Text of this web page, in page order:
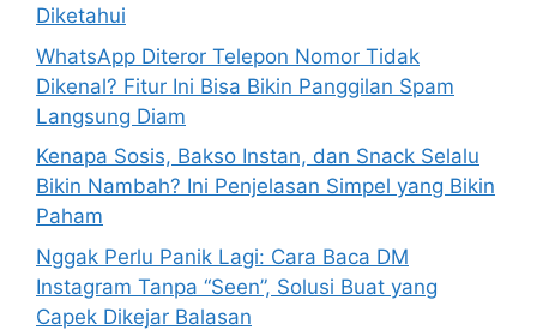
Diketahui
WhatsApp Diteror Telepon Nomor Tidak
Dikenal? Fitur Ini Bisa Bikin Panggilan Spam
Langsung Diam
Kenapa Sosis, Bakso Instan, dan Snack Selalu
Bikin Nambah? Ini Penjelasan Simpel yang Bikin
Paham
Nggak Perlu Panik Lagi: Cara Baca DM
Instagram Tanpa “Seen”, Solusi Buat yang
Capek Dikejar Balasan